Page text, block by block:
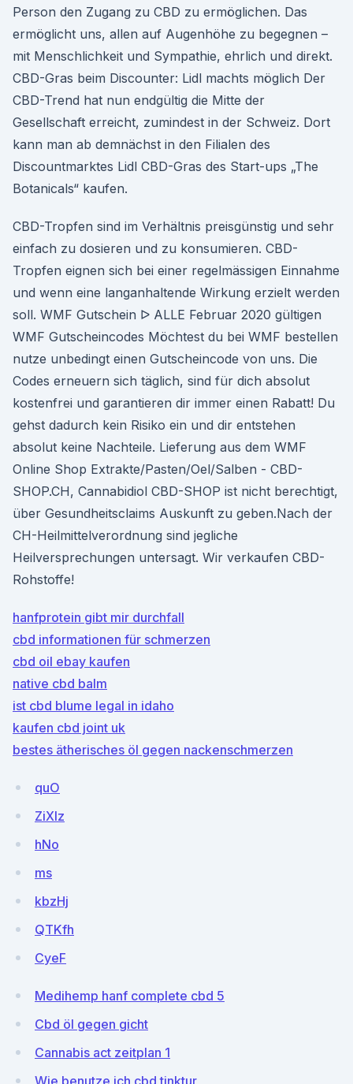
Person den Zugang zu CBD zu ermöglichen. Das
ermöglicht uns, allen auf Augenhöhe zu begegnen –
mit Menschlichkeit und Sympathie, ehrlich und direkt.
CBD-Gras beim Discounter: Lidl machts möglich Der
CBD-Trend hat nun endgültig die Mitte der
Gesellschaft erreicht, zumindest in der Schweiz. Dort
kann man ab demnächst in den Filialen des
Discountmarktes Lidl CBD-Gras des Start-ups „The
Botanicals“ kaufen.
CBD-Tropfen sind im Verhältnis preisgünstig und sehr
einfach zu dosieren und zu konsumieren. CBD-
Tropfen eignen sich bei einer regelmässigen Einnahme
und wenn eine langanhaltende Wirkung erzielt werden
soll. WMF Gutschein ᐅ ALLE Februar 2020 gültigen
WMF Gutscheincodes Möchtest du bei WMF bestellen
nutze unbedingt einen Gutscheincode von uns. Die
Codes erneuern sich täglich, sind für dich absolut
kostenfrei und garantieren dir immer einen Rabatt! Du
gehst dadurch kein Risiko ein und dir entstehen
absolut keine Nachteile. Lieferung aus dem WMF
Online Shop Extrakte/Pasten/Oel/Salben - CBD-
SHOP.CH, Cannabidiol CBD-SHOP ist nicht berechtigt,
über Gesundheitsclaims Auskunft zu geben.Nach der
CH-Heilmittelverordnung sind jegliche
Heilversprechungen untersagt. Wir verkaufen CBD-
Rohstoffe!
hanfprotein gibt mir durchfall
cbd informationen für schmerzen
cbd oil ebay kaufen
native cbd balm
ist cbd blume legal in idaho
kaufen cbd joint uk
bestes ätherisches öl gegen nackenschmerzen
quO
ZiXIz
hNo
ms
kbzHj
QTKfh
CyeF
Medihemp hanf complete cbd 5
Cbd öl gegen gicht
Cannabis act zeitplan 1
Wie benutze ich cbd tinktur